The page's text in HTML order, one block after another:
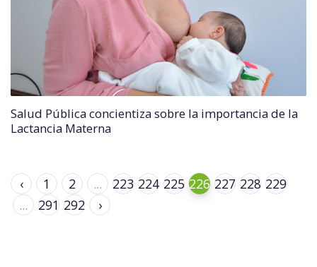
Salud Pública concientiza sobre la importancia de la
Lactancia Materna
‹ 1 2 ... 223 224 225 226 227 228 229
...
291 292 ›